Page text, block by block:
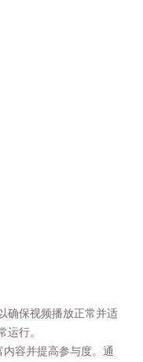
确保视频播放正常并适
行。
容并提高参与度。通